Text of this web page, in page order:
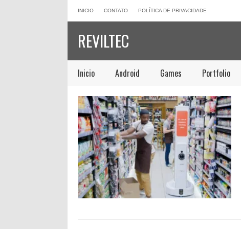
INICIO CONTATO POLÍTICA DE PRIVACIDADE
REVILTEC
Inicio Android Games Portfolio